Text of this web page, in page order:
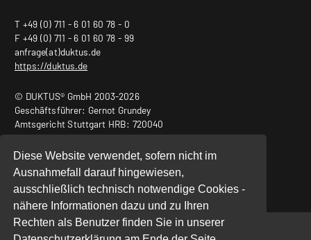
Diese Website verwendet, sofern nicht im
Ausnahmefall darauf hingewiesen,
ausschließlich technisch notwendige Cookies -
nähere Informationen dazu und zu Ihren
Rechten als Benutzer finden Sie in unserer
T +49 (0) 711 - 6 01 60 78 - 0
F +49 (0) 711 - 6 01 60 78 - 99
anfrage(at)duktus.de
https://duktus.de
© DUKTUS® GmbH 2003-2026
Geschäftsführer: Gernot Grundey
Amtsgericht Stuttgart HRB: 720040
USt.-ID Nr.: DE240932011
Start|Datenschutz|Impressum